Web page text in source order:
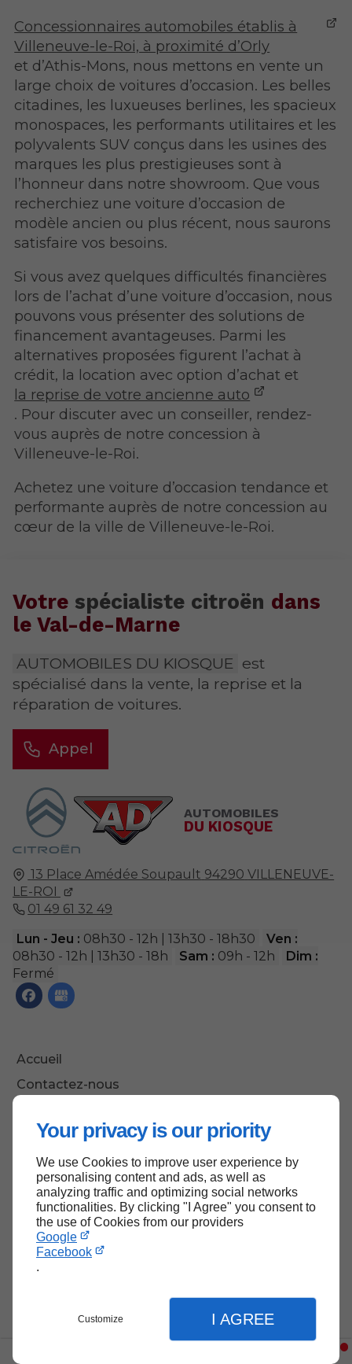
Your privacy is our priority
We use Cookies to improve user experience by
personalising content and ads, as well as
analyzing traffic and optimizing social networks
functionalities. By clicking "I Agree" you consent to
the use of Cookies from our providers
Google
Facebook
.
Customize I AGREE
Concessionnaires automobiles établis à
Villeneuve-le-Roi, à proximité d’Orly
et d’Athis-Mons, nous mettons en vente un
large choix de voitures d’occasion. Les belles
citadines, les luxueuses berlines, les spacieux
monospaces, les performants utilitaires et les
polyvalents SUV conçus dans les usines des
marques les plus prestigieuses sont à
l’honneur dans notre showroom. Que vous
recherchiez une voiture d’occasion de
modèle ancien ou plus récent, nous saurons
satisfaire vos besoins.
Si vous avez quelques difficultés financières
lors de l’achat d’une voiture d’occasion, nous
pouvons vous présenter des solutions de
financement avantageuses. Parmi les
alternatives proposées figurent l’achat à
crédit, la location avec option d’achat et
la reprise de votre ancienne auto
. Pour discuter avec un conseiller, rendez-
vous auprès de notre concession à
Villeneuve-le-Roi.
Achetez une voiture d’occasion tendance et
performante auprès de notre concession au
cœur de la ville de Villeneuve-le-Roi.
AUTOMOBILES
DU KIOSQUE
13 Place Amédée Soupault 94290 VILLENEUVE-
LE-ROI
01 49 61 32 49
Lun - Jeu : 08h30 - 12h | 13h30 - 18h30
Ven :
08h30 - 12h | 13h30 - 18h
Sam : 09h - 12h
Dim :
Fermé
Accueil
Contactez-nous
Plan du site
Votre spécialiste citroën dans
le Val-de-Marne
AUTOMOBILES DU KIOSQUE est
spécialisé dans la vente, la reprise et la
réparation de voitures.
Appel
Haut de page